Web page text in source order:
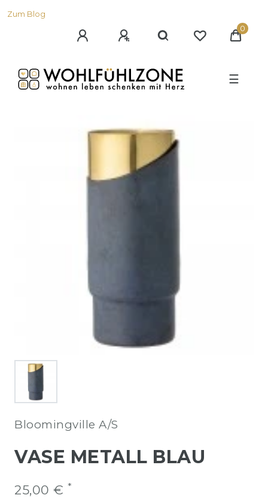
Zum Blog
0
☰
Bloomingville A/S
VASE METALL BLAU
25,00 € *